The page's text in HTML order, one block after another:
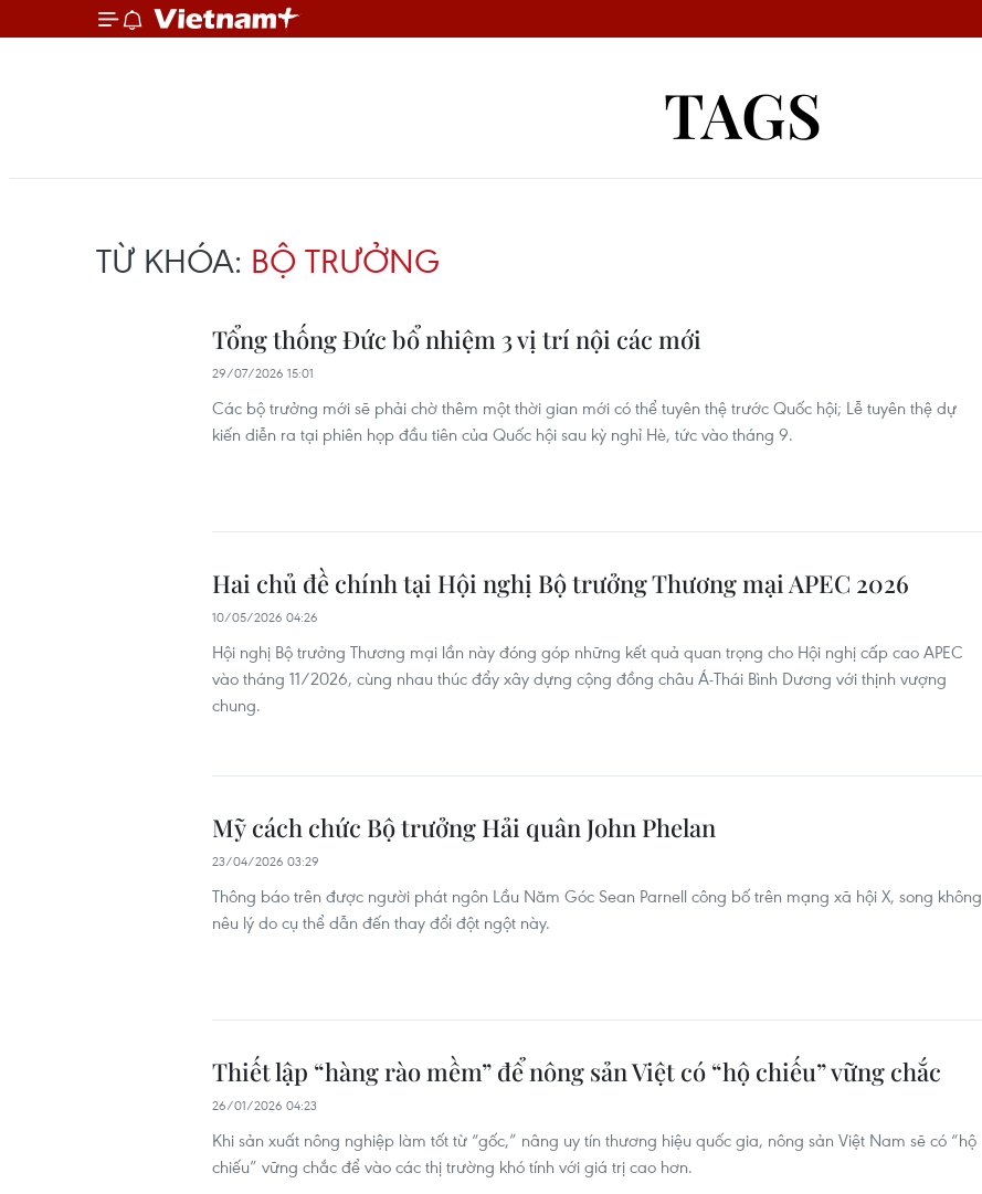
TAGS
TỪ KHÓA: BỘ TRƯỞNG
Tổng thống Đức bổ nhiệm 3 vị trí nội các mới
29/07/2026 15:01
Các bộ trưởng mới sẽ phải chờ thêm một thời gian mới có thể tuyên thệ trước Quốc hội; Lễ tuyên thệ dự
kiến diễn ra tại phiên họp đầu tiên của Quốc hội sau kỳ nghỉ Hè, tức vào tháng 9.
Hai chủ đề chính tại Hội nghị Bộ trưởng Thương mại APEC 2026
10/05/2026 04:26
Hội nghị Bộ trưởng Thương mại lần này đóng góp những kết quả quan trọng cho Hội nghị cấp cao APEC
vào tháng 11/2026, cùng nhau thúc đẩy xây dựng cộng đồng châu Á-Thái Bình Dương với thịnh vượng
chung.
Mỹ cách chức Bộ trưởng Hải quân John Phelan
23/04/2026 03:29
Thông báo trên được người phát ngôn Lầu Năm Góc Sean Parnell công bố trên mạng xã hội X, song không
nêu lý do cụ thể dẫn đến thay đổi đột ngột này.
Thiết lập “hàng rào mềm” để nông sản Việt có “hộ chiếu” vững chắc
26/01/2026 04:23
Khi sản xuất nông nghiệp làm tốt từ “gốc,” nâng uy tín thương hiệu quốc gia, nông sản Việt Nam sẽ có “hộ
chiếu” vững chắc để vào các thị trường khó tính với giá trị cao hơn.